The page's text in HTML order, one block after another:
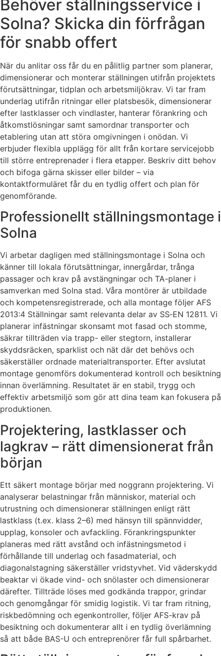
Behöver ställningsservice i
Solna? Skicka din förfrågan
för snabb offert
När du anlitar oss får du en pålitlig partner som planerar,
dimensionerar och monterar ställningen utifrån projektets
förutsättningar, tidplan och arbetsmiljökrav. Vi tar fram
underlag utifrån ritningar eller platsbesök, dimensionerar
efter lastklasser och vindlaster, hanterar förankring och
åtkomstlösningar samt samordnar transporter och
etablering utan att störa omgivningen i onödan. Vi
erbjuder flexibla upplägg för allt från kortare servicejobb
till större entreprenader i flera etapper. Beskriv ditt behov
och bifoga gärna skisser eller bilder – via
kontaktformuläret får du en tydlig offert och plan för
genomförande.
Professionellt ställningsmontage i
Solna
Vi arbetar dagligen med ställningsmontage i Solna och
känner till lokala förutsättningar, innergårdar, trånga
passager och krav på avstängningar och TA-planer i
samverkan med Solna stad. Våra montörer är utbildade
och kompetensregistrerade, och alla montage följer AFS
2013:4 Ställningar samt relevanta delar av SS‑EN 12811. Vi
planerar infästningar skonsamt mot fasad och stomme,
säkrar tillträden via trapp- eller stegtorn, installerar
skyddsräcken, sparklist och nät där det behövs och
säkerställer ordnade materialtransporter. Efter avslutat
montage genomförs dokumenterad kontroll och besiktning
innan överlämning. Resultatet är en stabil, trygg och
effektiv arbetsmiljö som gör att dina team kan fokusera på
produktionen.
Projektering, lastklasser och
lagkrav – rätt dimensionerat från
början
Ett säkert montage börjar med noggrann projektering. Vi
analyserar belastningar från människor, material och
utrustning och dimensionerar ställningen enligt rätt
lastklass (t.ex. klass 2–6) med hänsyn till spännvidder,
upplag, konsoler och avfackling. Förankringspunkter
planeras med rätt avstånd och infästningsmetod i
förhållande till underlag och fasadmaterial, och
diagonalstagning säkerställer vridstyvhet. Vid väderskydd
beaktar vi ökade vind- och snölaster och dimensionerar
därefter. Tillträde löses med godkända trappor, grindar
och genomgångar för smidig logistik. Vi tar fram ritning,
riskbedömning och egenkontroller, följer AFS-krav på
besiktning och dokumenterar allt i en tydlig överlämning
så att både BAS-U och entreprenörer får full spårbarhet.